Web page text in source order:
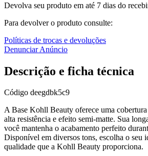
Devolva seu produto em até 7 dias do
Para devolver o produto consulte:
Políticas de trocas e devoluções
Denunciar Anúncio
Descrição e ficha técnica
Código deegdbk5c9
A Base Kohll Beauty oferece uma
alta resistência e efeito semi-matte. Sua
você mantenha o acabamento perfeito
Disponível em diversos tons, escolha o seu
qualidade que a Kohll Beauty proporciona.